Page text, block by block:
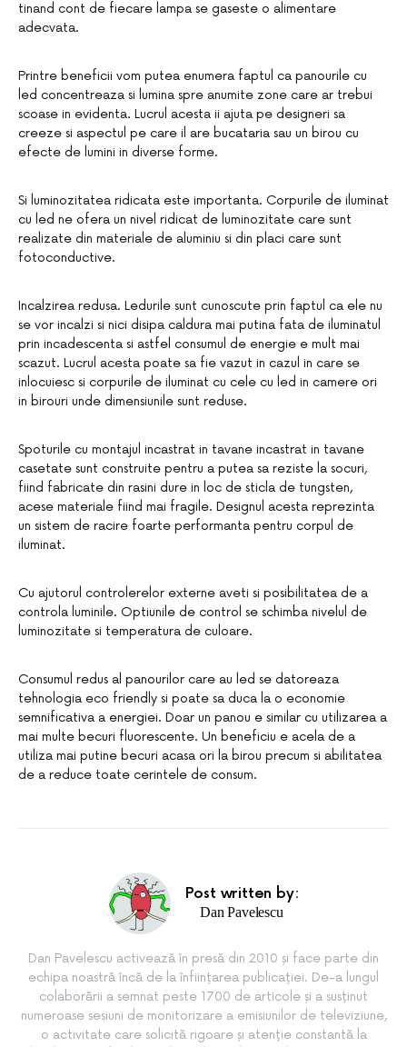
tinand cont de fiecare lampa se gaseste o alimentare
adecvata.
Printre beneficii vom putea enumera faptul ca panourile cu
led concentreaza si lumina spre anumite zone care ar trebui
scoase in evidenta. Lucrul acesta ii ajuta pe designeri sa
creeze si aspectul pe care il are bucataria sau un birou cu
efecte de lumini in diverse forme.
Si luminozitatea ridicata este importanta. Corpurile de iluminat
cu led ne ofera un nivel ridicat de luminozitate care sunt
realizate din materiale de aluminiu si din placi care sunt
fotoconductive.
Incalzirea redusa. Ledurile sunt cunoscute prin faptul ca ele nu
se vor incalzi si nici disipa caldura mai putina fata de iluminatul
prin incadescenta si astfel consumul de energie e mult mai
scazut. Lucrul acesta poate sa fie vazut in cazul in care se
inlocuiesc si corpurile de iluminat cu cele cu led in camere ori
in birouri unde dimensiunile sunt reduse.
Spoturile cu montajul incastrat in tavane incastrat in tavane
casetate sunt construite pentru a putea sa reziste la socuri,
fiind fabricate din rasini dure in loc de sticla de tungsten,
acese materiale fiind mai fragile. Designul acesta reprezinta
un sistem de racire foarte performanta pentru corpul de
iluminat.
Cu ajutorul controlerelor externe aveti si posibilitatea de a
controla luminile. Optiunile de control se schimba nivelul de
luminozitate si temperatura de culoare.
Consumul redus al panourilor care au led se datoreaza
tehnologia eco friendly si poate sa duca la o economie
semnificativa a energiei. Doar un panou e similar cu utilizarea a
mai multe becuri fluorescente. Un beneficiu e acela de a
utiliza mai putine becuri acasa ori la birou precum si abilitatea
de a reduce toate cerintele de consum.
Post written by:
Dan Pavelescu
Dan Pavelescu activează în presă din 2010 și face parte din
echipa noastră încă de la înființarea publicației. De-a lungul
colaborării a semnat peste 1700 de articole și a susținut
numeroase sesiuni de monitorizare a emisiunilor de televiziune,
o activitate care solicită rigoare și atenție constantă la